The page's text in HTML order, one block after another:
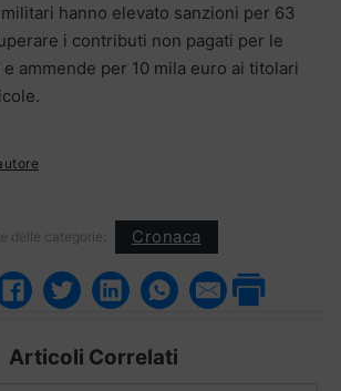
hanno elevato sanzioni per 63
i contributi non pagati per le
ammende per 10 mila euro ai titolari
delle categorie: Cronaca
Articoli Correlati